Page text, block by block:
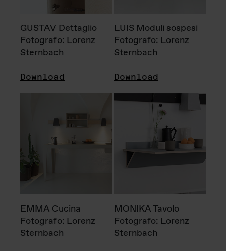
GUSTAV Dettaglio
Fotografo: Lorenz
Sternbach
Download
LUIS Moduli sospesi
Fotografo: Lorenz
Sternbach
Download
EMMA Cucina
Fotografo: Lorenz
Sternbach
MONIKA Tavolo
Fotografo: Lorenz
Sternbach